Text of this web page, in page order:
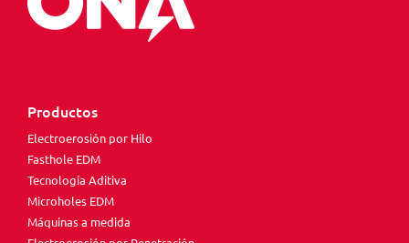
Productos
Electroerosión por Hilo
Fasthole EDM
Tecnología Aditiva
Microholes EDM
Máquinas a medida